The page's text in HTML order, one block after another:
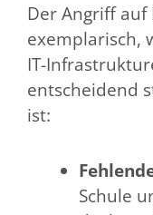
Der Angriff auf
exemplarisch,
IT-
entscheidend
ist:
Schule